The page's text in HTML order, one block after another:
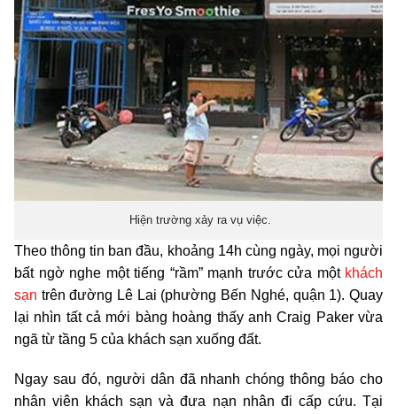
Hiện trường xảy ra vụ việc.
Theo thông tin ban đầu, khoảng 14h cùng ngày, mọi người
bất ngờ nghe một tiếng “rầm” mạnh trước cửa một khách
sạn trên đường Lê Lai (phường Bến Nghé, quận 1). Quay
lại nhìn tất cả mới bàng hoàng thấy anh Craig Paker vừa
ngã từ tầng 5 của khách sạn xuống đất.
Ngay sau đó, người dân đã nhanh chóng thông báo cho
nhân viên khách sạn và đưa nạn nhân đi cấp cứu. Tại